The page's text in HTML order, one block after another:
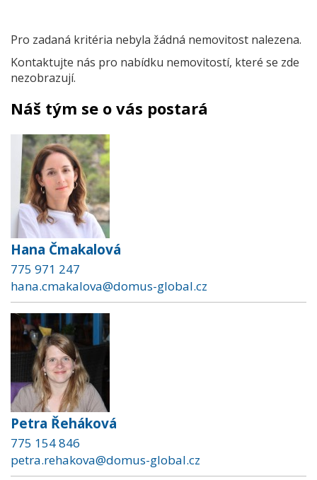
Pro zadaná kritéria nebyla žádná nemovitost nalezena.
Kontaktujte nás pro nabídku nemovitostí, které se zde
nezobrazují.
Náš tým se o vás postará
Hana Čmakalová
775 971 247
hana.cmakalova@domus-global.cz
Petra Řeháková
775 154 846
petra.rehakova@domus-global.cz